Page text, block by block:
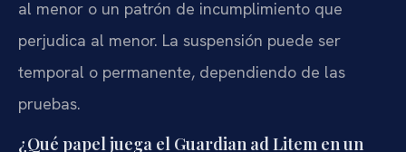
al menor o un patrón de incumplimiento que
perjudica al menor. La suspensión puede ser
temporal o permanente, dependiendo de las
pruebas.
¿Qué papel juega el Guardian ad Litem en un